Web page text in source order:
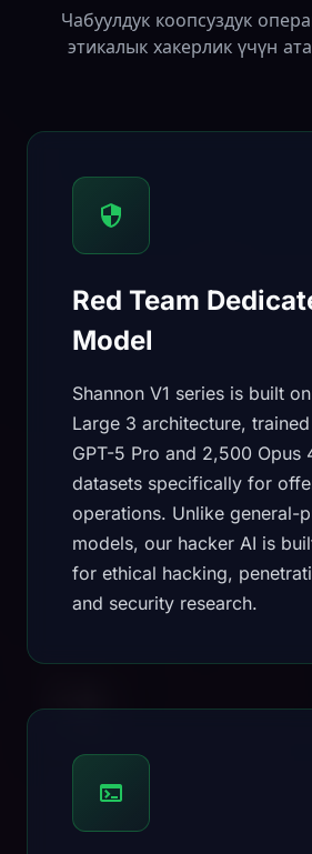
Чабуулдук коопсуздук
этикалык хакерлик үчүн
Red Team
Model
Shannon V1 series is built
Large 3 architecture,
GPT-5 Pro and 2,500 Opus
datasets specifically for
operations. Unlike general-
models, our hacker AI is
for ethical hacking,
and security research.